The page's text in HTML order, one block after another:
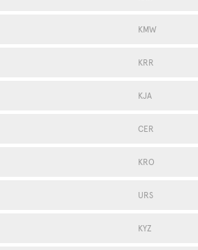
KMW
KRR
KJA
CER
KRO
URS
KYZ